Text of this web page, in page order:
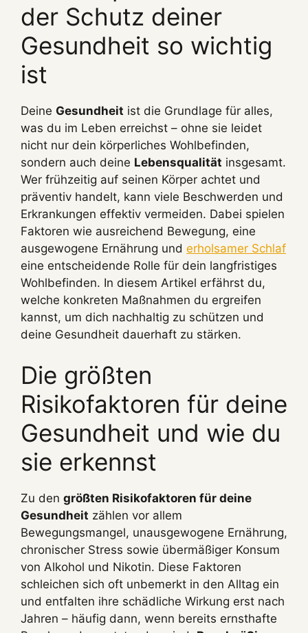
der Schutz deiner
Gesundheit so wichtig
ist
Deine Gesundheit ist die Grundlage für alles,
was du im Leben erreichst – ohne sie leidet
nicht nur dein körperliches Wohlbefinden,
sondern auch deine Lebensqualität insgesamt.
Wer frühzeitig auf seinen Körper achtet und
präventiv handelt, kann viele Beschwerden und
Erkrankungen effektiv vermeiden. Dabei spielen
Faktoren wie ausreichend Bewegung, eine
ausgewogene Ernährung und erholsamer Schlaf
eine entscheidende Rolle für dein langfristiges
Wohlbefinden. In diesem Artikel erfährst du,
welche konkreten Maßnahmen du ergreifen
kannst, um dich nachhaltig zu schützen und
deine Gesundheit dauerhaft zu stärken.
Die größten
Risikofaktoren für deine
Gesundheit und wie du
sie erkennst
Zu den größten Risikofaktoren für deine
Gesundheit zählen vor allem
Bewegungsmangel, unausgewogene Ernährung,
chronischer Stress sowie übermäßiger Konsum
von Alkohol und Nikotin. Diese Faktoren
schleichen sich oft unbemerkt in den Alltag ein
und entfalten ihre schädliche Wirkung erst nach
Jahren – häufig dann, wenn bereits ernsthafte